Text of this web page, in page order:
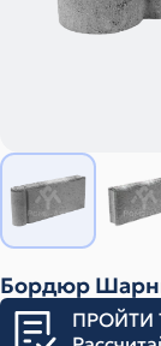
Бордюр
ПРОЙТИ